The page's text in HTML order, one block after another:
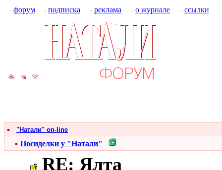
форум подписка реклама о журнале ссылки
"Натали" on-line
Посиделки у "Натали"
RE: Ялта